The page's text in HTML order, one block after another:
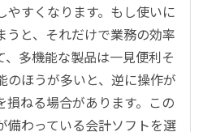
やすくなります。もし使いに
うと、それだけで業務の効率
、多機能な製品は一見便利そ
のほうが多いと、逆に操作が
損ねる場合があります。この
備わっている会計ソフトを選